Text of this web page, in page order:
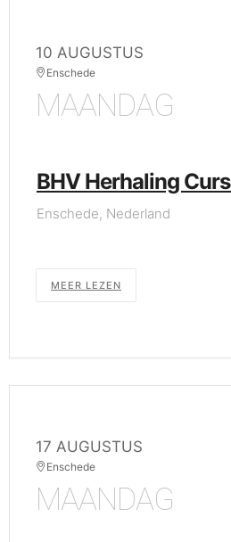
10 AUGUSTUS
Enschede
MAANDAG
BHV Herhaling
Enschede, Nederland
MEER LEZEN
17 AUGUSTUS
Enschede
MAANDAG